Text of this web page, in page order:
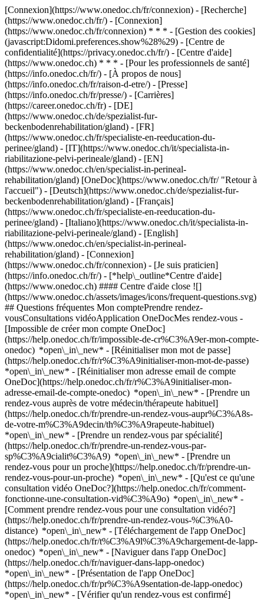
[Connexion](https://www.onedoc.ch/fr/connexion) - [Recherche]
(https://www.onedoc.ch/fr/) - [Connexion]
(https://www.onedoc.ch/fr/connexion) * * * - [Gestion des cookies]
(javascript:Didomi.preferences.show%28%29) - [Centre de
confidentialité](https://privacy.onedoc.ch/fr/) - [Centre d'aide]
(https://www.onedoc.ch) * * * - [Pour les professionnels de santé]
(https://info.onedoc.ch/fr/) - [À propos de nous]
(https://info.onedoc.ch/fr/raison-d-etre/) - [Presse]
(https://info.onedoc.ch/fr/presse/) - [Carrières]
(https://career.onedoc.ch/fr) - [DE]
(https://www.onedoc.ch/de/spezialist-fur-
beckenbodenrehabilitation/gland) - [FR]
(https://www.onedoc.ch/fr/specialiste-en-reeducation-du-
perinee/gland) - [IT](https://www.onedoc.ch/it/specialista-in-
riabilitazione-pelvi-perineale/gland) - [EN]
(https://www.onedoc.ch/en/specialist-in-perineal-
rehabilitation/gland) [OneDoc](https://www.onedoc.ch/fr/ "Retour à
l'accueil") - [Deutsch](https://www.onedoc.ch/de/spezialist-fur-
beckenbodenrehabilitation/gland) - [Français]
(https://www.onedoc.ch/fr/specialiste-en-reeducation-du-
perinee/gland) - [Italiano](https://www.onedoc.ch/it/specialista-in-
riabilitazione-pelvi-perineale/gland) - [English]
(https://www.onedoc.ch/en/specialist-in-perineal-
rehabilitation/gland) - [Connexion]
(https://www.onedoc.ch/fr/connexion) - [Je suis praticien]
(https://info.onedoc.ch/fr/) - [*help\_outline*Centre d'aide]
(https://www.onedoc.ch) #### Centre d'aide close ![]
(https://www.onedoc.ch/assets/images/icons/frequent-questions.svg)
## Questions fréquentes Mon comptePrendre rendez-
vousConsultations vidéoApplication OneDocMes rendez-vous -
[Impossible de créer mon compte OneDoc]
(https://help.onedoc.ch/fr/impossible-de-cr%C3%A9er-mon-compte-
onedoc) *open\_in\_new* - [Réinitialiser mon mot de passe]
(https://help.onedoc.ch/fr/r%C3%A9initialiser-mon-mot-de-passe)
*open\_in\_new* - [Réinitialiser mon adresse email de compte
OneDoc](https://help.onedoc.ch/fr/r%C3%A9initialiser-mon-
adresse-email-de-compte-onedoc) *open\_in\_new* - [Prendre un
rendez-vous auprès de votre médecin/thérapeute habituel]
(https://help.onedoc.ch/fr/prendre-un-rendez-vous-aupr%C3%A8s-
de-votre-m%C3%A9decin/th%C3%A9rapeute-habituel)
*open\_in\_new* - [Prendre un rendez-vous par spécialité]
(https://help.onedoc.ch/fr/prendre-un-rendez-vous-par-
sp%C3%A9cialit%C3%A9) *open\_in\_new* - [Prendre un
rendez-vous pour un proche](https://help.onedoc.ch/fr/prendre-un-
rendez-vous-pour-un-proche) *open\_in\_new* - [Qu'est ce qu'une
consultation vidéo OneDoc?](https://help.onedoc.ch/fr/comment-
fonctionne-une-consultation-vid%C3%A9o) *open\_in\_new* -
[Comment prendre rendez-vous pour une consultation vidéo?]
(https://help.onedoc.ch/fr/prendre-un-rendez-vous-%C3%A0-
distance) *open\_in\_new* - [Téléchargement de l'app OneDoc]
(https://help.onedoc.ch/fr/t%C3%A9l%C3%A9chargement-de-lapp-
onedoc) *open\_in\_new* - [Naviguer dans l'app OneDoc]
(https://help.onedoc.ch/fr/naviguer-dans-lapp-onedoc)
*open\_in\_new* - [Présentation de l'app OneDoc]
(https://help.onedoc.ch/fr/pr%C3%A9sentation-de-lapp-onedoc)
*open\_in\_new* - [Vérifier qu'un rendez-vous est confirmé](https://help.onedoc.ch/fr/v%C3%A9rifier-quun-rendez-vous-est-confirm%C3%A9) *open\_in\_new* - [Annuler un rendez-vous pris en ligne sur OneDoc](https://help.onedoc.ch/fr/annuler-un-rendez-vous-pris-en-ligne-sur-onedoc) *open\_in\_new* - [Je ne reçois pas de confirmation de rendez-vous](https://help.onedoc.ch/fr/je-ne-re%C3%A7ois-pas-de-confirmation-de-rendez-vous) *open\_in\_new* [Voir tous nos articles *open\_in\_new*](https://help.onedoc.ch/fr/) close ## Modifier votre recherche ![Maison avec un signe plus annonçant qu’une consultation peut être effectuée sur place](https://www.onedoc.ch/assets/images/icons/on-site.svg) Sur place ![Caméra avec un symbole lecture annonçant qu’une consultation peut être effectuée à distance en vidéo](https://www.onedoc.ch/assets/images/icons/remote.svg) À distance Rechercher #### Spécialités #### Praticiens #### Établissements edit Spécialiste en rééducation du périnée à Gland tune Filtrer par Nouveaux patients*keyboard\_arrow\_down* - Acceptés*check\_circle* Langue parlée*keyboard\_arrow\_down* - Anglais*check\_circle* - Catalan*check\_circle* - Espagnol*check\_circle* - Français*check\_circle* - Grec*check\_circle* Sexe*keyboard\_arrow\_down* - Femme*check\_circle* - Homme*check\_circle* Disponibilité*keyboard\_arrow\_down* - Disponible aujourdhui*check\_circle* - Dans les 3 prochains jours*check\_circle* - Dans les 7 prochains jours*check\_circle* - Dans les 14 prochains jours*check\_circle* # Spécialiste en rééducation du périnée à Gland: prenez rendez-vous en ligne aujourd'hui ## 1 résultat à Gland [![Mme Cristina Royo, spécialiste en rééducation du périnée à Gland](https://assets.onedoc.ch/images/users/40545b7e7086a56f585f33249e187aea86e7dcd0b66770a0c6d3872cc039c8ce-small.jpg "Mme Cristina Royo, spécialiste en rééducation du périnée à Gland")](https://www.onedoc.ch/fr/specialiste-en-reeducation-du-perinee/gland/pcuz3/cristina-royo) ### [Mme Cristina Royo](https://www.onedoc.ch/fr/specialiste-en-reeducation-du-perinee/gland/pcuz3/cristina-royo) ![Badge indiquant un profil vérifié](https://www.onedoc.ch/assets/images/icons/checkmark.svg) Spécialiste en rééducation du périnée [Cabinet Peri Care Physio](https://www.onedoc.ch/fr/cabinet-de-physiotherapie/gland/ebbx1/cabinet-peri-care-physio) Grand-Rue 34 1196 Gland ![Icône patient avec un signe plus annonçant que le professionnel accepte de nouveaux patients](https://www.onedoc.ch/assets/images/icons/new-patients.svg)Accepte les nouveaux patients [Réserver un RDV](https://www.onedoc.ch/fr/specialiste-en-reeducation-du-perinee/gland/pcuz3/cristina-royo) Expertises:[Rééducation du périnée | Rééducation post-partum | réhabilitation génito-urinaire](https://www.onedoc.ch/fr/reeducation-du-perinee-reeducation-post-partum-rehabilitation-genito-urinaire/gland), [Physiothérapie durant la grossesse](https://www.onedoc.ch/fr/physiotherapie-durant-la-grossesse/gland)Voir plus *chevron\_left* lun. 10 août *chevron\_right* Voir plus de rendez-vous *error\_outline* Une erreur s'est produite lors du chargement des disponibilités [Réessayer](https://www.onedoc.ch) Expertises:[Rééducation du périnée | Rééducation post-partum | réhabilitation génito-urinaire](https://www.onedoc.ch/fr/reeducation-du-perinee-reeducation-post-partum-rehabilitation-genito-urinaire/gland), [Physiothérapie durant la grossesse](https://www.onedoc.ch/fr/physiotherapie-durant-la-grossesse/gland)Voir plus ## __Spécialistes en rééducation du périnée__: d'autres spécialistes sont réservables en ligne dans les environs de __Gland__ [![Mme Alexandra Schiza, physiothérapeute à Versoix](https://assets.onedoc.ch/images/users/6a5523d021871cfa87c4bfbab5fbc48a0e2a61e9cca8d0f47ff5fb8c83d22fb5-small.jpg "Mme Alexandra Schiza, physiothérapeute à Versoix")](https://www.onedoc.ch/fr/physiotherapeute/versoix/pcp0t/alexandra-schiza) ### [Mme Alexandra Schiza](https://www.onedoc.ch/fr/physiotherapeute/versoix/pcp0t/alexandra-schiza) ![Badge indiquant un profil vérifié](https://www.onedoc.ch/assets/images/icons/checkmark.svg) [Physiothérapeute](https://www.onedoc.ch/fr/physiotherapeute/versoix), [Spécialiste en rééducation du périnée](https://www.onedoc.ch/fr/specialiste-en-reeducation-du-perinee/versoix) Physiospot - Cabinet Alexandra Schiza Avenue Choiseul 19a 1290 Versoix ![Icône patient avec un signe plus annonçant que le professionnel accepte de nouveaux patients](https://www.onedoc.ch/assets/images/icons/new-patients.svg)Accepte les nouveaux patients [Réserver un RDV](https://www.onedoc.ch/fr/physiotherapeute/versoix/pcp0t/alexandra-schiza) Expertises:[Céphalée et migraine](https://www.onedoc.ch/fr/cephalee-et-migraine/versoix), [Rééducation du périnée | Rééducation post-partum | réhabilitation génito-urinaire](https://www.onedoc.ch/fr/reeducation-du-perinee-reeducation-post-partum-rehabilitation-genito-urinaire/versoix), [Physiothérapie durant la grossesse](https://www.onedoc.ch/fr/physiotherapie-durant-la-grossesse/versoix), [Déchirure musculaire et ligamentaire](https://www.onedoc.ch/fr/dechirure-musculaire-et-ligamentaire/versoix), [Arthrose](https://www.onedoc.ch/fr/arthrose/versoix), [Tendinite](https://www.onedoc.ch/fr/tendinite/versoix)Voir plus *chevron\_left* lun. 10 août *chevron\_right* Voir plus de rendez-vous *error\_outline* Une erreur s'est produite lors du chargement des disponibilités [Réessayer](https://www.onedoc.ch) Expertises:[Céphalée et migraine](https://www.onedoc.ch/fr/cephalee-et-migraine/versoix), [Rééducation du périnée | Rééducation post-partum | réhabilitation génito-urinaire](https://www.onedoc.ch/fr/reeducation-du-perinee-reeducation-post-partum-rehabilitation-genito-urinaire/versoix), [Physiothérapie durant la grossesse](https://www.onedoc.ch/fr/physiotherapie-durant-la-grossesse/versoix), [Déchirure musculaire et ligamentaire](https://www.onedoc.ch/fr/dechirure-musculaire-et-ligamentaire/versoix), [Arthrose](https://www.onedoc.ch/fr/arthrose/versoix), [Tendinite](https://www.onedoc.ch/fr/tendinite/versoix)Voir plus [![Mme Valérie Fontaine, spécialiste en rééducation du périnée à Le Grand-Saconnex](https://assets.onedoc.ch/images/users/07779230ac4abaf14e539bde3f9c586513124c0b81e6f049651ef3ee60706431-small.jpg "Mme Valérie Fontaine, spécialiste en rééducation du périnée à Le Grand-Saconnex")](https://www.onedoc.ch/fr/specialiste-en-reeducation-du-perinee/le-grand-saconnex/pczw5/valerie-fontaine) ### [Mme Valérie Fontaine](https://www.onedoc.ch/fr/specialiste-en-reeducation-du-perinee/le-grand-saconnex/pczw5/valerie-fontaine) [Spécialiste en rééducation du périnée](https://www.onedoc.ch/fr/specialiste-en-reeducation-du-perinee/le-grand-saconnex) [Physio Grand-Saconnex](https://www.onedoc.ch/fr/cabinet-de-physiotherapie/le-grand-saconnex/e9ti/physio-grand-saconnex) Chemin Taverney 3 1218 Le Grand-Saconnex ![Icône patient avec un signe plus annonçant que le professionnel accepte de nouveaux patients](https://www.onedoc.ch/assets/images/icons/new-patients.svg)Accepte les nouveaux patients [Réserver un RDV](https://www.onedoc.ch/fr/specialiste-en-reeducation-du-perinee/le-grand-saconnex/pczw5/valerie-fontaine) Expertises:[Physiothérapie durant la grossesse](https://www.onedoc.ch/fr/physiotherapie-durant-la-grossesse/le-grand-saconnex), [Incontinence urinaire](https://www.onedoc.ch/fr/incontinence-urinaire/le-grand-saconnex), [Dry Needling](https://www.onedoc.ch/fr/dry-needling/le-grand-saconnex)Voir plus *chevron\_left* lun. 10 août *chevron\_right* Voir plus de rendez-vous *error\_outline* Une erreur s'est produite lors du chargement des disponibilités [Réessayer](https://www.onedoc.ch) Expertises:[Physiothérapie durant la grossesse](https://www.onedoc.ch/fr/physiotherapie-durant-la-grossesse/le-grand-saconnex), [Incontinence urinaire](https://www.onedoc.ch/fr/incontinence-urinaire/le-grand-saconnex), [Dry Needling](https://www.onedoc.ch/fr/dry-needling/le-grand-saconnex)Voir plus [![Mme Justine Beauzac, physiothérapeute pédiatrique à Genève](https://assets.onedoc.ch/images/users/09a715c0b92fe3649ac22c9ec39d607be33f1564033d1969e743eebd5f7d4707-small.jpg "Mme Justine Beauzac, physiothérapeute pédiatrique à Genève")](https://www.onedoc.ch/fr/physiotherapeute-pediatrique/geneve/pcso0/justine-beauzac) ### [Mme Justine Beauzac](https://www.onedoc.ch/fr/physiotherapeute-pediatrique/geneve/pcso0/justine-beauzac) ![Badge indiquant un profil vérifié](https://www.onedoc.ch/assets/images/icons/checkmark.svg) [Physiothérapeute pédiatrique](https://www.onedoc.ch/fr/physiotherapeute-pediatrique/geneve), [Spécialiste en rééducation du périnée](https://www.onedoc.ch/fr/specialiste-en-reeducation-du-perinee/geneve) [Physiothérapie des Grottes](https://www.onedoc.ch/fr/cabinet-de-physiotherapie/geneve/e5li/physiotherapie-des-grottes) Rue Louis-Favre 35 1201 Genève ![Icône patient avec un signe plus annonçant que le professionnel accepte de nouveaux patients](https://www.onedoc.ch/assets/images/icons/new-patients.svg)Accepte les nouveaux patients [Réserver un RDV](https://www.onedoc.ch/fr/physiotherapeute-pediatrique/geneve/pcso0/justine-beauzac) Expertises:[Scoliose](https://www.onedoc.ch/fr/scoliose/geneve), [Rééducation du périnée | Rééducation post-partum | réhabilitation génito-urinaire](https://www.onedoc.ch/fr/reeducation-du-perinee-reeducation-post-partum-rehabilitation-genito-urinaire/geneve), [Massage bébé](https://www.onedoc.ch/fr/massage-bebe/geneve), [Casque pour bébé](https://www.onedoc.ch/fr/casque-pour-bebe/geneve), [Physiothérapie neurologique](https://www.onedoc.ch/fr/physiotherapie-neurologique/geneve), [Physiothérapie durant la grossesse](https://www.onedoc.ch/fr/physiotherapie-durant-la-grossesse/geneve), [Entraînement de l'équilibre](https://www.onedoc.ch/fr/entrainement-de-l-equilibre/geneve)Voir plus *chevron\_left* lun. 10 août *chevron\_right* Voir plus de rendez-vous *error\_outline* Une erreur s